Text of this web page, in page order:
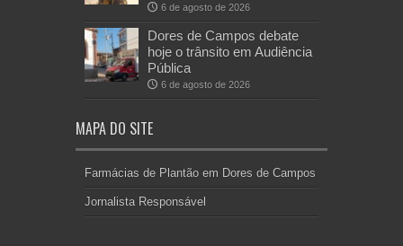
6 de agosto de 2026
Dores de Campos debate
hoje o trânsito em Audiência
Pública
6 de agosto de 2026
MAPA DO SITE
Farmácias de Plantão em Dores de Campos
Jornalista Responsável